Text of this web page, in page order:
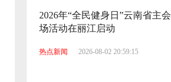
报名
2026-08-03 14:52:37
2026年“全民健身日”云南省主会场活动
2026年“全民健身日”云南省主会
场活动在丽江启动
热点新闻 2026-08-02 20:59:15